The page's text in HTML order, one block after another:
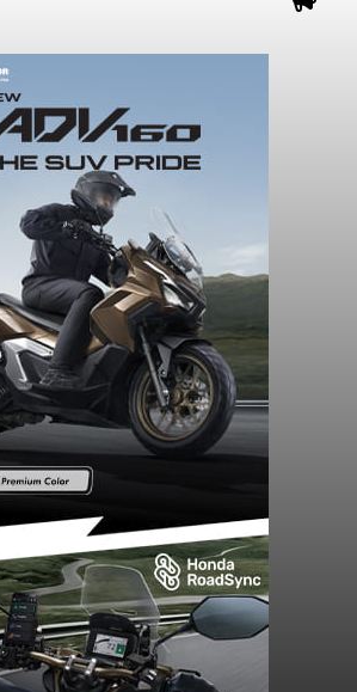
dengan Istri,
Ditemukan
di Pantai
Gianyar -Seorang pria asal
Pemogan, Denpasar Selatan,
diketahui bernama I Kadek
ditemukan tidak bernyawa di
Sukawati.
meninggal dunia, korban
lokasi terakhirnya
WhatsApp dan juga
botol pembersih lantai ke